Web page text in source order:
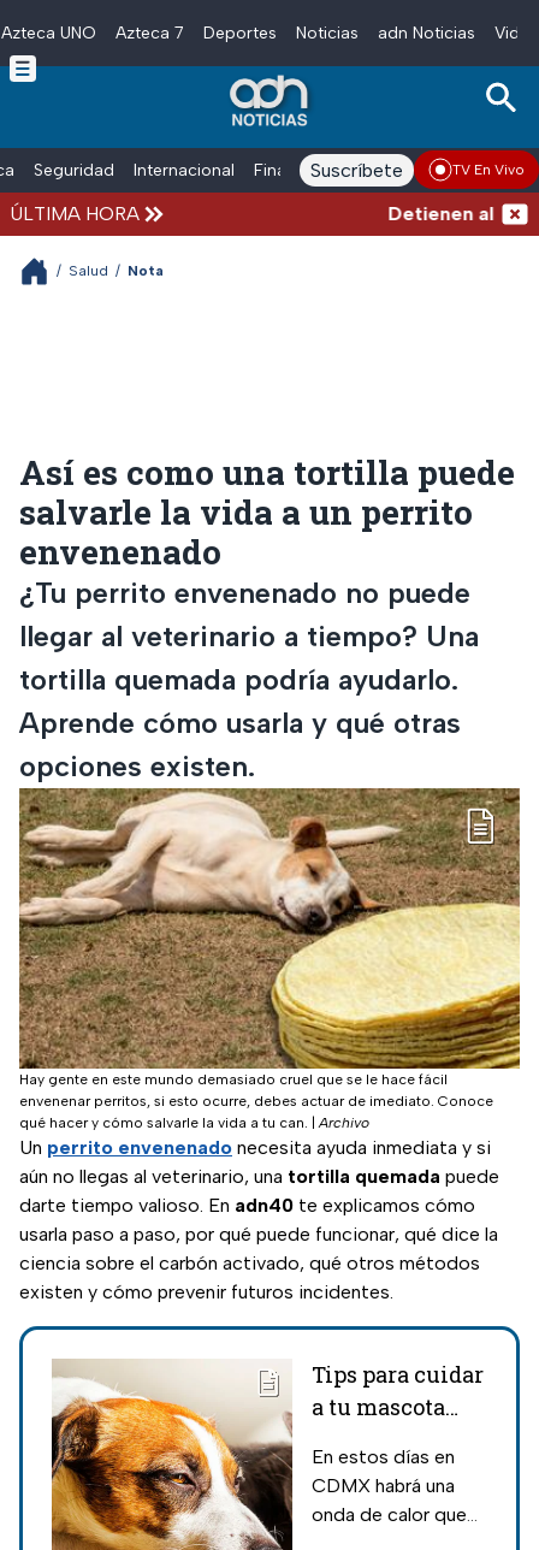
Skip to main content
Azteca UNO Azteca 7 Deportes Noticias adn Noticias
Seguridad Internacional Finanzas adn Noticias Radio
Suscríbete TV En Vivo
ÚLTIMA HORA Detienen al
/ Salud / Nota
Así es como una tortilla puede
salvarle la vida a un perrito
envenenado
¿Tu perrito envenenado no puede
llegar al veterinario a tiempo? Una
tortilla quemada podría ayudarlo.
Aprende cómo usarla y qué otras
opciones existen.
Hay gente en este mundo demasiado cruel que se le hace fácil
envenenar perritos, si esto ocurre, debes actuar de imediato. Conoce
qué hacer y cómo salvarle la vida a tu can. |Archivo
Un perrito envenenado necesita ayuda inmediata y si
aún no llegas al veterinario, una tortilla quemada puede
darte tiempo valioso. En adn40 te explicamos cómo
usarla paso a paso, por qué puede funcionar, qué dice la
ciencia sobre el carbón activado, qué otros métodos
existen y cómo prevenir futuros incidentes.
Tips para cuidar
a tu mascota
de calor en
CDMX
En estos días en
CDMX habrá una
onda de calor que